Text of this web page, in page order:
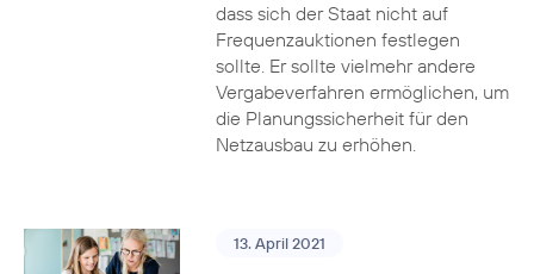
dass sich der Staat nicht auf
Frequenzauktionen festlegen
sollte. Er sollte vielmehr andere
Vergabeverfahren ermöglichen, um
die Planungssicherheit für den
Netzausbau zu erhöhen.
13. April 2021